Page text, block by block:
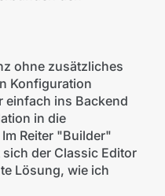
ohne zusätzliches
Konfiguration
einfach ins Backend
in die
Reiter "Builder"
der Classic Editor
Lösung, wie ich